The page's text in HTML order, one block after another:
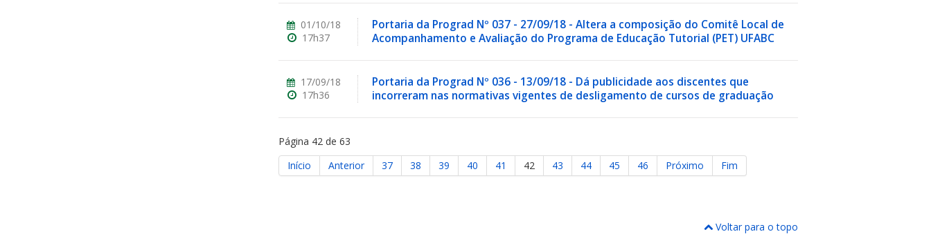
Portaria da Prograd Nº 037 - 27/09/18 - Altera a composição do Comitê Local de
Acompanhamento e Avaliação do Programa de Educação Tutorial (PET) UFABC
01/10/18
17h37
Portaria da Prograd Nº 036 - 13/09/18 - Dá publicidade aos discentes que
incorreram nas normativas vigentes de desligamento de cursos de graduação
17/09/18
17h36
Página 42 de 63
Início
Anterior 37 38 39 40 41 42 43 44 45 46 Próximo Fim
Voltar para o topo